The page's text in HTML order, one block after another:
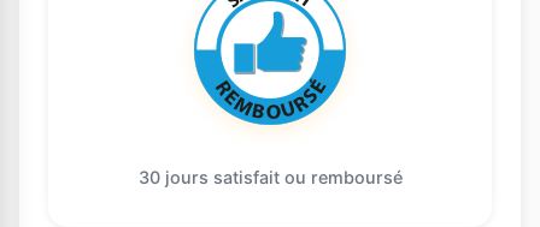
30 jours satisfait ou remboursé